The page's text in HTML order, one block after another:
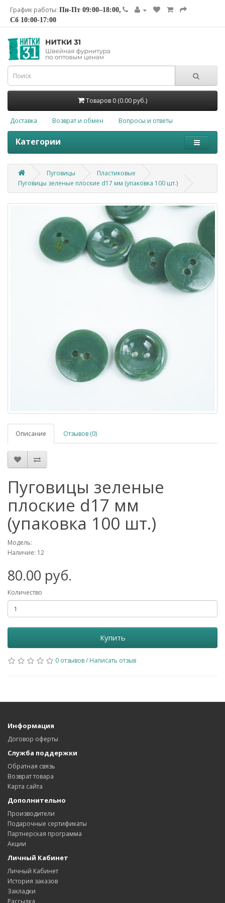
График работы: Пн-Пт 09:00–18:00,
Сб 10:00-17:00
Товаров 0 (0.00 руб.)
Доставка Возврат и обмен Вопросы и ответы
Категории
Пуговицы
Пластиковые
Пуговицы зеленые плоские d17 мм (упаковка 100 шт.)
Описание Отзывов (0)
Пуговицы зеленые
плоские d17 мм
(упаковка 100 шт.)
Модель:
Наличие: 12
80.00 руб.
Количество
Купить
0 отзывов/ Написать отзыв
Информация
Договор оферты
Служба поддержки
Обратная связь
Возврат товара
Карта сайта
Дополнительно
Производители
Подарочные сертификаты
Партнерская программа
Акции
Личный Кабинет
Личный Кабинет
История заказов
Закладки
Рассылка